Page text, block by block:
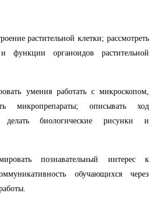
растительной клетки; рассмотреть
функции органоидов растительной
умения работать с микроскопом,
микропрепараты; описывать ход
делать биологические рисунки и
познавательный интерес к
обучающихся через